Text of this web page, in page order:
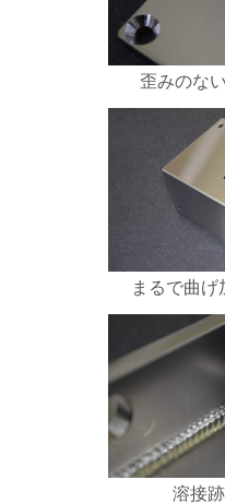
歪みのな
まるで曲
溶接